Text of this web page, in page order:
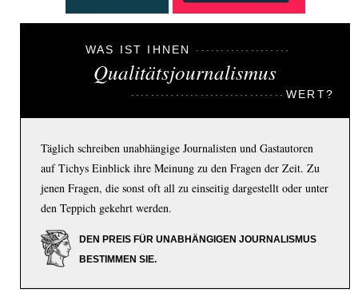
WAS IST IHNEN
Qualitätsjournalismus
WERT?
Täglich schreiben unabhängige Journalisten und Gastautoren
auf Tichys Einblick ihre Meinung zu den Fragen der Zeit. Zu
jenen Fragen, die sonst oft all zu einseitig dargestellt oder unter
den Teppich gekehrt werden.
DEN PREIS FÜR UNABHÄNGIGEN JOURNALISMUS
BESTIMMEN SIE.